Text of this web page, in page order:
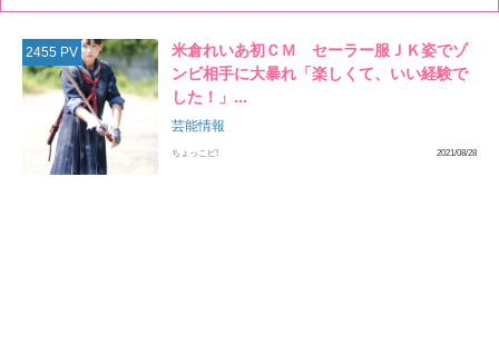
2455 PV
米倉れいあ初ＣＭ セーラー服ＪＫ姿でゾ
ンビ相手に大暴れ「楽しくて、いい経験で
した！」...
芸能情報
ちょっこピ! 2021/08/28